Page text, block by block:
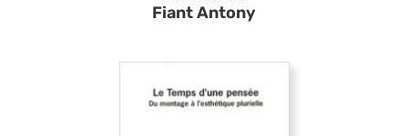
Fiant Antony